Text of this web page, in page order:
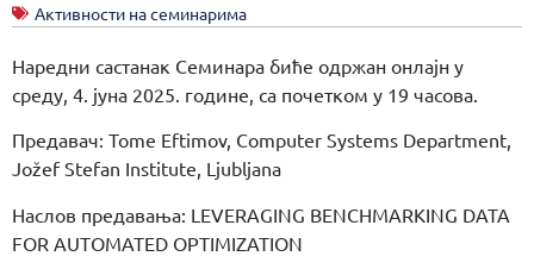
Активности на семинарима
Наредни састанак Семинара биће одржан онлајн у
среду, 4. јуна 2025. године, са почетком у 19 часова.
Предавач: Tome Eftimov, Computer Systems Department,
Jožef Stefan Institute, Ljubljana
Наслов предавања: LEVERAGING BENCHMARKING DATA
FOR AUTOMATED OPTIMIZATION